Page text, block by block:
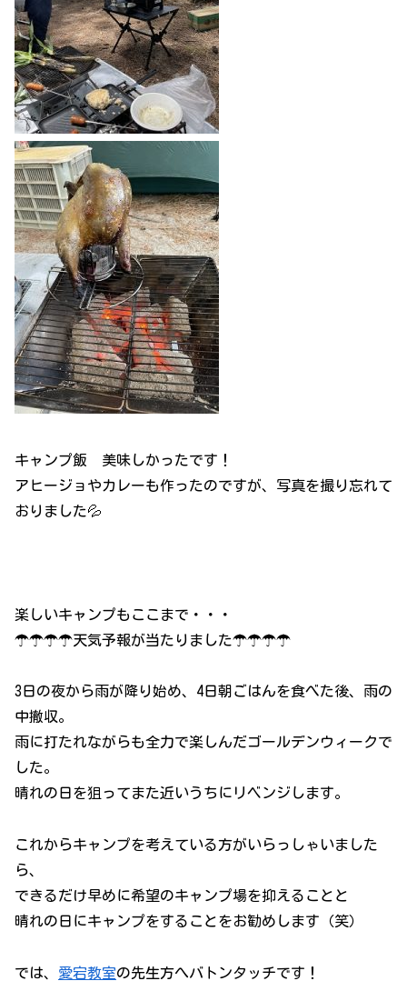
キャンプ飯 美味しかったです！
アヒージョやカレーも作ったのですが、写真を撮り忘れて
おりました💦
楽しいキャンプもここまで・・・
☂☂☂☂天気予報が当たりました☂☂☂☂
3日の夜から雨が降り始め、4日朝ごはんを食べた後、雨の
中撤収。
雨に打たれながらも全力で楽しんだゴールデンウィークで
した。
晴れの日を狙ってまた近いうちにリベンジします。
これからキャンプを考えている方がいらっしゃいました
ら、
できるだけ早めに希望のキャンプ場を抑えることと
晴れの日にキャンプをすることをお勧めします（笑）
では、 愛宕教室の先生方へバトンタッチです！